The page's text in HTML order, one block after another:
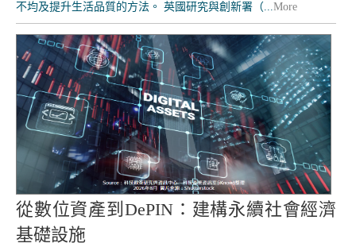
不均及提升生活品質的方法。 英國研究與創新署（...More
從數位資產到DePIN：建構永續社會經濟
基礎設施